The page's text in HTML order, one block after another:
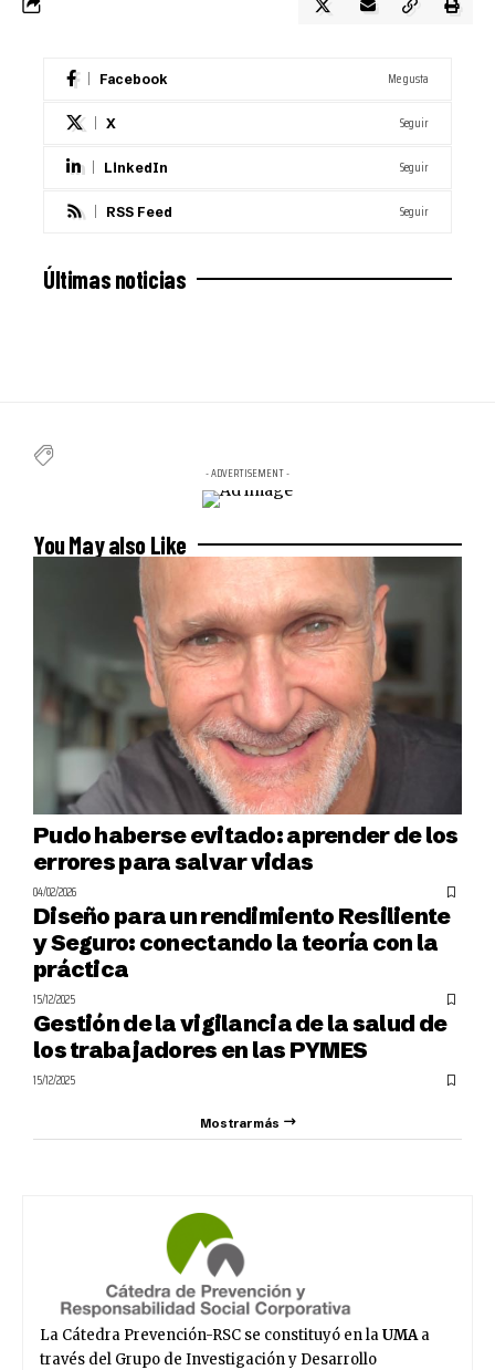
Facebook Me gusta
X Seguir
LinkedIn Seguir
RSS Feed Seguir
Últimas noticias
- ADVERTISEMENT -
You May also Like
Pudo haberse evitado: aprender de los
errores para salvar vidas
04/02/2026
Diseño para un rendimiento Resiliente
y Seguro: conectando la teoría con la
práctica
15/12/2025
Gestión de la vigilancia de la salud de
los trabajadores en las PYMES
15/12/2025
Mostrar más
La Cátedra Prevención-RSC se constituyó en laUMAa
través del Grupo de Investigación y Desarrollo